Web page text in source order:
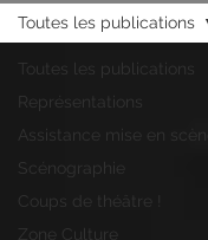
Toutes les publications
Représentations
Assistance mise en scène
Scénographie
Coups de théâtre !
Zone Culture
Toutes les publications